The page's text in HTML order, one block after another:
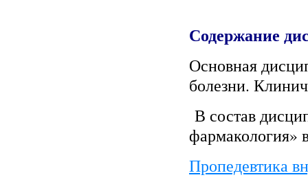
Содержание
Основная
болезни.
В состав
фармакология»
Пропедевтика